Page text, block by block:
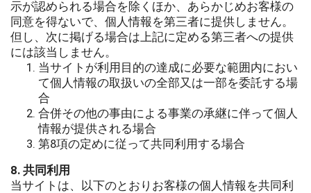
示が認められる場合を除くほか、あらかじめお客様の
同意を得ないで、個人情報を第三者に提供しません。
但し、次に掲げる場合は上記に定める第三者への提供
には該当しません。
当サイトが利用目的の達成に必要な範囲内におい
て個人情報の取扱いの全部又は一部を委託する場
合
合併その他の事由による事業の承継に伴って個人
情報が提供される場合
第8項の定めに従って共同利用する場合
8. 共同利用
当サイトは、以下のとおりお客様の個人情報を共同利